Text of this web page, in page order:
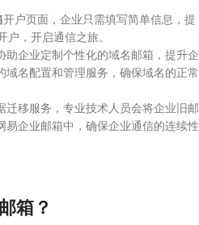
开户页面，企业只需填写简单信息，提
户，开启通信之旅。
助企业定制个性化的域名邮箱，提升企
域名配置和管理服务，确保域名的正常
迁移服务，专业技术人员会将企业旧邮
易企业邮箱中，确保企业通信的连续性
箱？